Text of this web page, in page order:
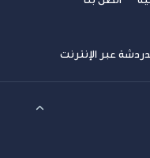
عبر الإنترنت